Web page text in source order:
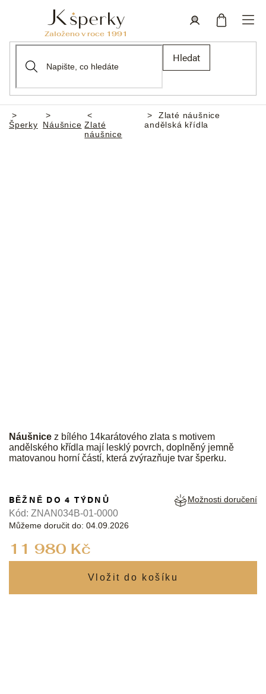
Hledat
Domů
Šperky Náušnice Zlaté
náušnice
Zlaté náušnice
andělská křídla
Náušnice z bílého 14karátového zlata s motivem
andělského křídla mají lesklý povrch, doplněný jemně
matovanou horní částí, která zvýrazňuje tvar šperku.
11 980 Kč
BĚŽNĚ DO 4 TÝDNŮ
Můžeme doručit do: 04.09.2026
Možnosti doručení
Kód: ZNAN034B-01-0000